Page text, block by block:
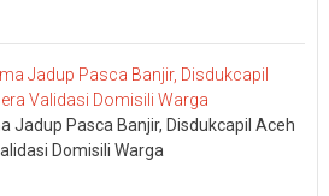
Jadup Pasca Banjir, Disdukcapil Aceh
Domisili Warga